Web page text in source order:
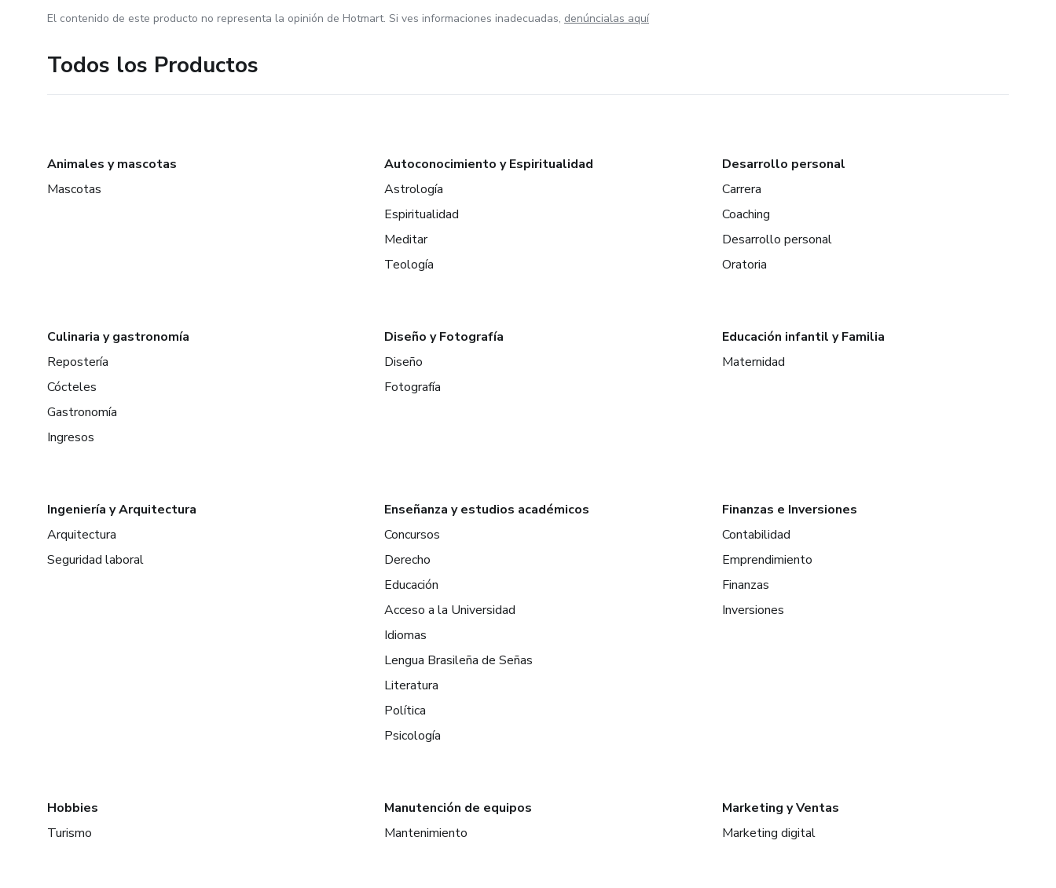
El contenido de este producto no representa la opinión de Hotmart. Si ves informaciones inadecuadas, denúncialas aquí
Todos los Productos
Animales y mascotas
Mascotas
Autoconocimiento y Espiritualidad
Astrología
Espiritualidad
Meditar
Teología
Desarrollo personal
Carrera
Coaching
Desarrollo personal
Oratoria
Culinaria y gastronomía
Repostería
Cócteles
Gastronomía
Ingresos
Diseño y Fotografía
Diseño
Fotografía
Educación infantil y Familia
Maternidad
Ingeniería y Arquitectura
Arquitectura
Seguridad laboral
Enseñanza y estudios académicos
Concursos
Derecho
Educación
Acceso a la Universidad
Idiomas
Lengua Brasileña de Señas
Literatura
Política
Psicología
Finanzas e Inversiones
Contabilidad
Emprendimiento
Finanzas
Inversiones
Hobbies
Turismo
Manutención de equipos
Mantenimiento
Marketing y Ventas
Marketing digital